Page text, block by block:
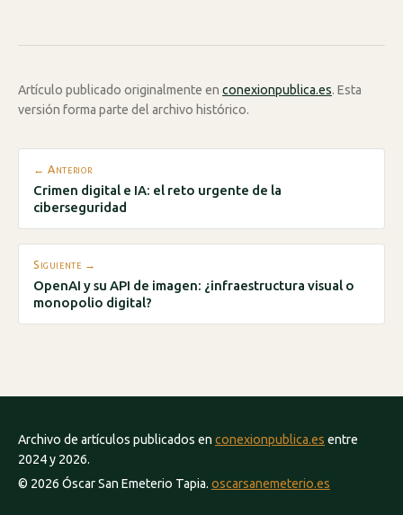
Artículo publicado originalmente en conexionpublica.es. Esta
versión forma parte del archivo histórico.
← Anterior
Crimen digital e IA: el reto urgente de la
ciberseguridad
Siguiente →
OpenAI y su API de imagen: ¿infraestructura visual o
monopolio digital?
Archivo de artículos publicados en conexionpublica.es entre
2024 y 2026.
© 2026 Óscar San Emeterio Tapia. oscarsanemeterio.es